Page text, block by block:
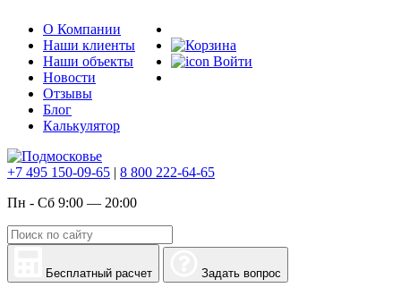
О Компании
Наши клиенты
Наши объекты
Новости
Отзывы
Блог
Калькулятор
Войти
+7 495 150-09-65 | 8 800 222-64-65
Пн - Сб 9:00 — 20:00
Бесплатный расчет Задать вопрос